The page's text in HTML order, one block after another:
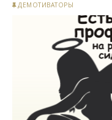
ДЕМОТИВАТОРЫ